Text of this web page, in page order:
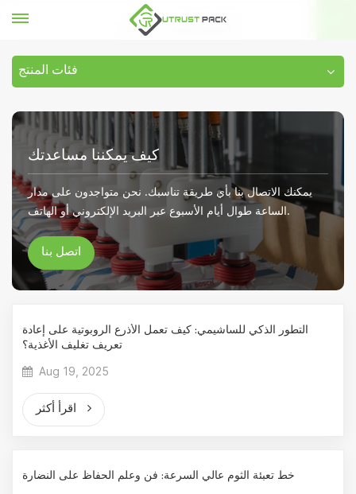
بيت
فئات المنتج
كيف يمكننا مساعدتك
يمكنك الاتصال بنا بأي طريقة تناسبك. نحن متواجدون على مدار
الساعة طوال أيام الأسبوع عبر البريد الإلكتروني أو الهاتف.
اتصل بنا
التطور الذكي للساشيمي: كيف تعمل الأذرع الروبوتية على إعادة
تعريف تغليف الأغذية؟
Aug 19, 2025
خط تعبئة الثوم عالي السرعة: فن وعلم الحفاظ على النضارة